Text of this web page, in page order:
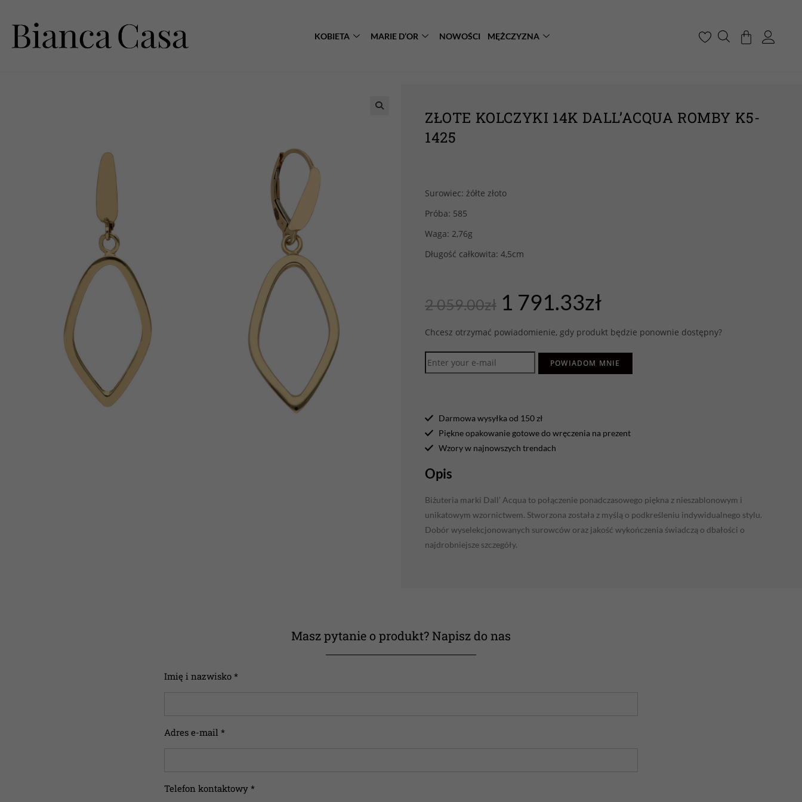
KOBIETA MARIE D’OR NOWOŚCI MĘŻCZYZNA
ZŁOTE KOLCZYKI 14K DALL’ACQUA ROMBY K5-
1425
Surowiec: żółte złoto
Próba: 585
Waga: 2,76g
Długość całkowita: 4,5cm
2 059.00zł 1 791.33zł
Chcesz otrzymać powiadomienie, gdy produkt będzie ponownie dostępny?
POWIADOM MNIE
Darmowa wysyłka od 150 zł
Piękne opakowanie gotowe do wręczenia na prezent
Wzory w najnowszych trendach
Opis
Biżuteria marki Dall’ Acqua to połączenie ponadczasowego piękna z nieszablonowym i
unikatowym wzornictwem. Stworzona została z myślą o podkreśleniu indywidualnego stylu.
Dobór wyselekcjonowanych surowców oraz jakość wykończenia świadczą o dbałości o
najdrobniejsze szczegóły.
Masz pytanie o produkt? Napisz do nas
Imię i nazwisko *
Adres e-mail *
Telefon kontaktowy *